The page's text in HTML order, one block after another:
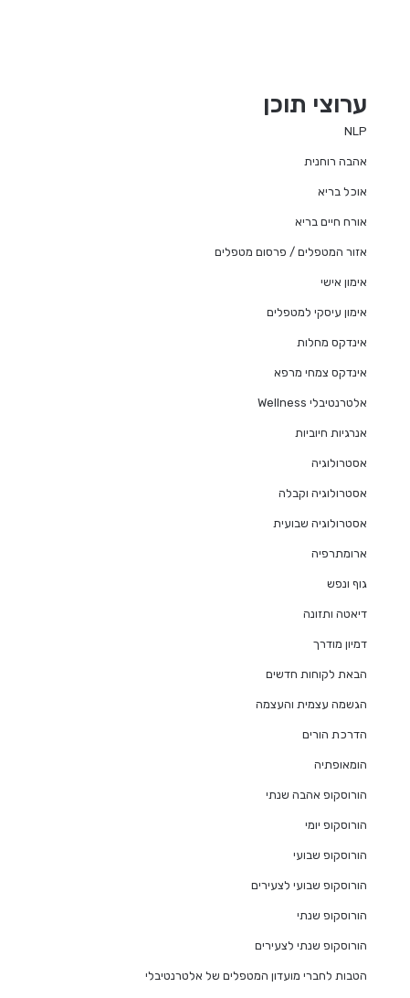
ערוצי תוכן
NLP
אהבה רוחנית
אוכל בריא
אורח חיים בריא
אזור המטפלים / פרסום מטפלים
אימון אישי
אימון עיסקי למטפלים
אינדקס מחלות
אינדקס צמחי מרפא
אלטרנטיבלי Wellness
אנרגיות חיוביות
אסטרולוגיה
אסטרולוגיה וקבלה
אסטרולוגיה שבועית
ארומתרפיה
גוף ונפש
דיאטה ותזונה
דמיון מודרך
הבאת לקוחות חדשים
הגשמה עצמית והעצמה
הדרכת הורים
הומאופתיה
הורוסקופ אהבה שנתי
הורוסקופ יומי
הורוסקופ שבועי
הורוסקופ שבועי לצעירים
הורוסקופ שנתי
הורוסקופ שנתי לצעירים
הטבות לחברי מועדון המטפלים של אלטרנטיבלי